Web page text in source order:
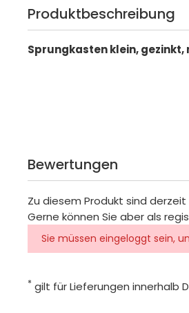
Produktbeschreibung
Sprungkasten klein,
Bewertungen
Zu diesem Produkt sind
Gerne können Sie aber als
Sie müssen eingeloggt sein,
* gilt für Lieferungen innerhalb